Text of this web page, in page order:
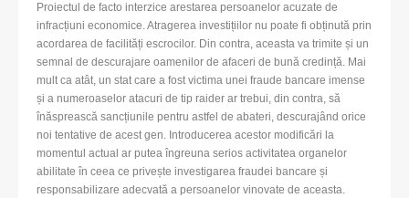
Proiectul de facto interzice arestarea persoanelor acuzate de
infracțiuni economice. Atragerea investițiilor nu poate fi obținută prin
acordarea de facilități escrocilor. Din contra, aceasta va trimite și un
semnal de descurajare oamenilor de afaceri de bună credință. Mai
mult ca atât, un stat care a fost victima unei fraude bancare imense
și a numeroaselor atacuri de tip raider ar trebui, din contra, să
înăsprească sancțiunile pentru astfel de abateri, descurajând orice
noi tentative de acest gen. Introducerea acestor modificări la
momentul actual ar putea îngreuna serios activitatea organelor
abilitate în ceea ce privește investigarea fraudei bancare și
responsabilizare adecvată a persoanelor vinovate de aceasta.